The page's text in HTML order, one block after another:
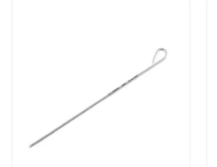
আমাদের সম্বন্ধে